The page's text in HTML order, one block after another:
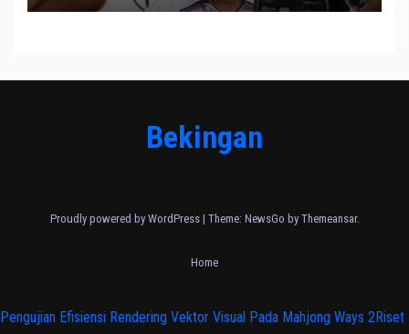
Bekingan
Proudly powered by WordPress | Theme: NewsGo by Themeansar.
Home
Pengujian Efisiensi Rendering Vektor Visual Pada Mahjong Ways 2Riset